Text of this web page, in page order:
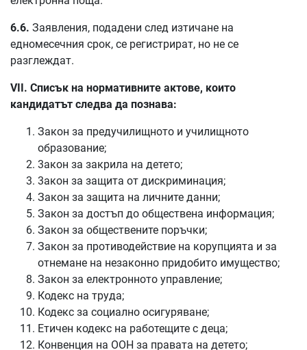
6.6. Заявления, подадени след изтичане на
едномесечния срок, се регистрират, но не се
разглеждат.
VII. Списък на нормативните актове, които
кандидатът следва да познава:
Закон за предучилищното и училищното
образование;
3акон за закрила на детето;
3акон за защита от дискриминация;
Закон за защита на личните данни;
Закон за достъп до обществена информация;
Закон за обществените поръчки;
Закон за противодействие на корупцията и за
отнемане на незаконно придобито имущество;
Закон за електронното управление;
Кодекс на труда;
Кодекс за социално осигуряване;
Етичен кодекс на работещите с деца;
Конвенция на ООН за правата на детето;